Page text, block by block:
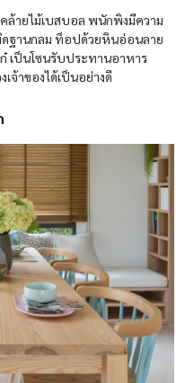
ล้ายไม้เบสบอล พนักพิงมีความ
ดฐานกลม ท็อปด้วยหินอ่อนลาย
เป็นโซนรับประทานอาหาร
จ้าของได้เป็นอย่างดี